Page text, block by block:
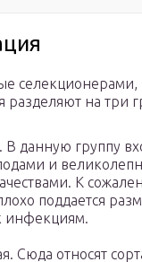
селекционерами,
разделяют на три
В данную группу
и
К
поддается
инфекциям.
Сюда относят